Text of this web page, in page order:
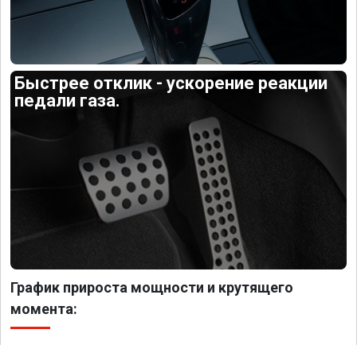
Быстрее отклик - ускорение реакции
педали газа.
График прироста мощности и крутящего
момента: